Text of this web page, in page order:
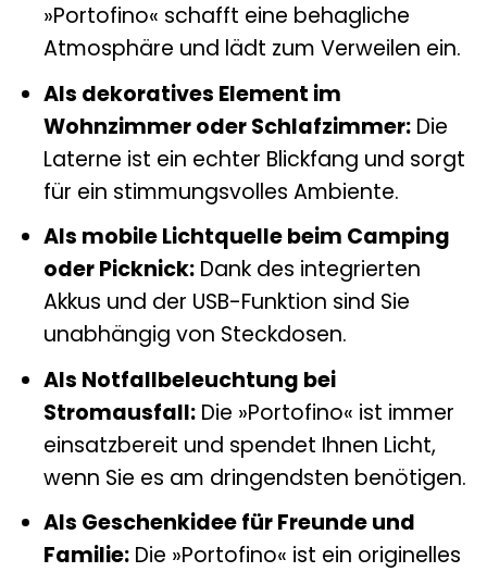
»Portofino« schafft eine behagliche
Atmosphäre und lädt zum Verweilen ein.
Als dekoratives Element im
Wohnzimmer oder Schlafzimmer:Die
Laterne ist ein echter Blickfang und sorgt
für ein stimmungsvolles Ambiente.
Als mobile Lichtquelle beim Camping
oder Picknick:Dank des integrierten
Akkus und der USB-Funktion sind Sie
unabhängig von Steckdosen.
Als Notfallbeleuchtung bei
Stromausfall:Die »Portofino« ist immer
einsatzbereit und spendet Ihnen Licht,
wenn Sie es am dringendsten benötigen.
Als Geschenkidee für Freunde und
Familie:Die »Portofino« ist ein originelles